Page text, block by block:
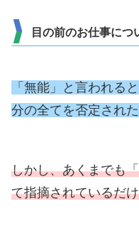
目の前のお仕事に
「無能」と言われる
分の全てを否定され
しかし、あくまでも
て指摘されているだ